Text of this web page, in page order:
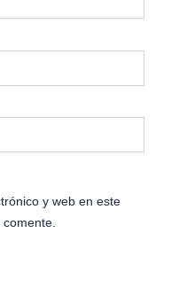
y web en este